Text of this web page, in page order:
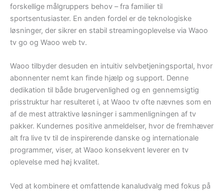
forskellige målgruppers behov – fra familier til
sportsentusiaster. En anden fordel er de teknologiske
løsninger, der sikrer en stabil streamingoplevelse via Waoo
tv go og Waoo web tv.
Waoo tilbyder desuden en intuitiv selvbetjeningsportal, hvor
abonnenter nemt kan finde hjælp og support. Denne
dedikation til både brugervenlighed og en gennemsigtig
prisstruktur har resulteret i, at Waoo tv ofte nævnes som en
af de mest attraktive løsninger i sammenligningen af tv
pakker. Kundernes positive anmeldelser, hvor de fremhæver
alt fra live tv til de inspirerende danske og internationale
programmer, viser, at Waoo konsekvent leverer en tv
oplevelse med høj kvalitet.
Ved at kombinere et omfattende kanaludvalg med fokus på